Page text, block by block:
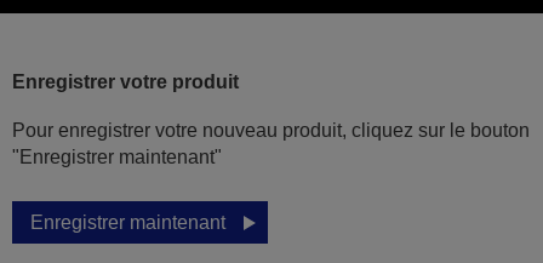
Enregistrer votre produit
Pour enregistrer votre nouveau produit, cliquez sur le bouton
"Enregistrer maintenant"
Enregistrer maintenant